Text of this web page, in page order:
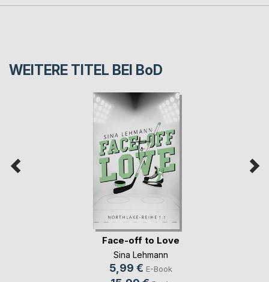
WEITERE TITEL BEI BoD
Face-off to Love
Sina Lehmann
5,99 € E-Book